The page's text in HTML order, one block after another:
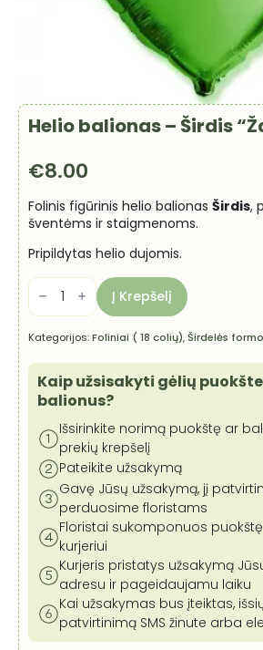
Helio balionas – Širdis
€8.00
Folinis figūrinis helio balionas Širdis,
šventėms ir staigmenoms.
Pripildytas helio dujomis.
produkto
kiekis:
Helio
balionas
-
Širdis
"Žalia"
Į Krepšelį
Kategorijos:Foliniai ( 18 colių),Širdelės
Kaip užsisakyti gėlių
balionus?
Išsirinkite norimą puokštę ar
prekių krepšelį
Pateikite užsakymą
Gavę Jūsų užsakymą, jį
perduosime floristams
Floristai sukomponuos
kurjeriui
Kurjeris pristatys užsakymą
adresu ir pageidaujamu laiku
Kai užsakymas bus įteiktas,
patvirtinimą SMS žinute arba